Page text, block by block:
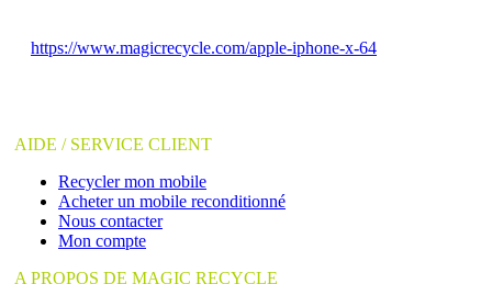
https://www.magicrecycle.com/apple-iphone-x-64
AIDE / SERVICE CLIENT
Recycler mon mobile
Acheter un mobile reconditionné
Nous contacter
Mon compte
A PROPOS DE MAGIC RECYCLE